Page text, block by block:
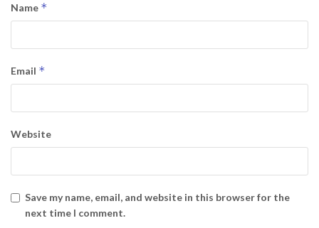
Name *
Email *
Website
Save my name, email, and website in this browser for the
next time I comment.